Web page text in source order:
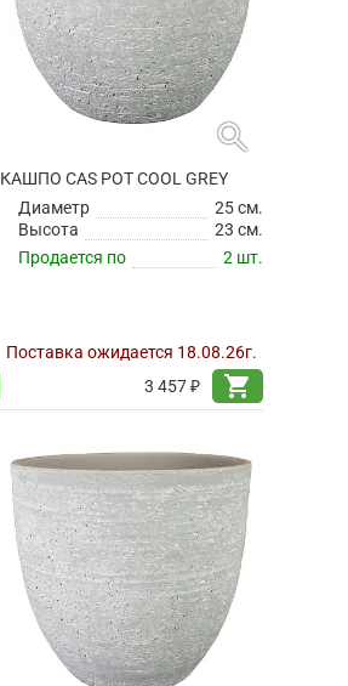
search
КАШПО CAS POT COOL GREY
Диаметр
25 см.
Высота
23 см.
Продается по
2 шт.
Поставка ожидается 18.08.26г.
3 457 ₽
shopping_cart